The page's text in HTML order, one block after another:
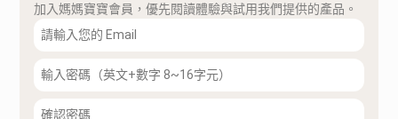
加入媽媽寶寶會員，優先閱讀體驗與試用我們提供的產品。